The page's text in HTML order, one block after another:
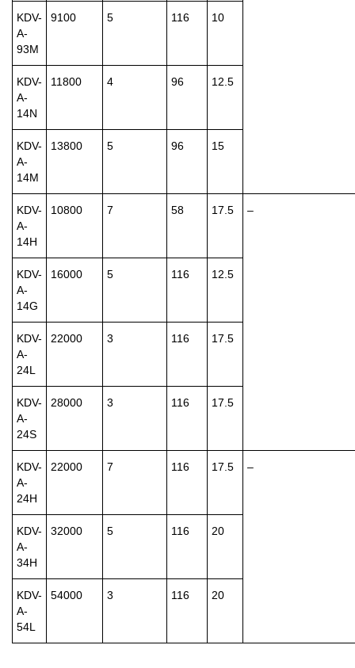
KDV-
A-
93M
9100 5 116 10
KDV-
A-
14N
11800 4 96 12.5
KDV-
A-
14M
13800 5 96 15
KDV-
A-
14H
10800 7 58 17.5 –
KDV-
A-
14G
16000 5 116 12.5
KDV-
A-
24L
22000 3 116 17.5
KDV-
A-
24S
28000 3 116 17.5
KDV-
A-
24H
22000 7 116 17.5 –
KDV-
A-
34H
32000 5 116 20
KDV-
A-
54L
54000 3 116 20